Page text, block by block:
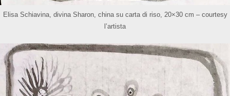
Elisa Schiavina, divina Sharon, china su carta di riso, 20×30 cm – courtesy
l’artista